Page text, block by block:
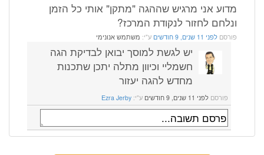
מדוע אני מרגיש שההגה "מתקן" אותי כל הזמן
ונלחם לחזור לנקודת המרכז?
פורסם לפני 11 שנים, 9 חודשים ע"י: משתמש אנונימי
יש לגשת למוסך יבואן לבדיקת הגה
חשמליי וכיוון מתלה יתכן שתכנות
מחדש להגה יעזור
פורסם לפני 11 שנים, 9 חודשים ע"י: Ezra Jerby